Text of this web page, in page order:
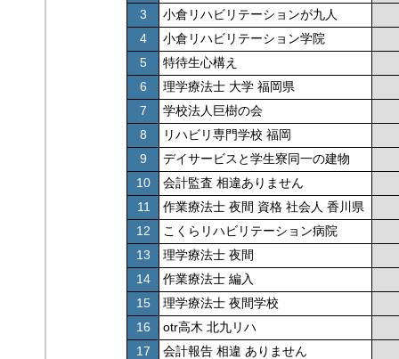
3
小倉リハビリテーションが九人
4
小倉リハビリテーション学院
5
特待生心構え
6
理学療法士 大学 福岡県
7
学校法人巨樹の会
8
リハビリ専門学校 福岡
9
デイサービスと学生寮同一の建物
10
会計監査 相違ありません
11
作業療法士 夜間 資格 社会人 香川県
12
こくらリハビリテーション病院
13
理学療法士 夜間
14
作業療法士 編入
15
理学療法士 夜間学校
16
otr高木 北九リハ
17
会計報告 相違 ありません